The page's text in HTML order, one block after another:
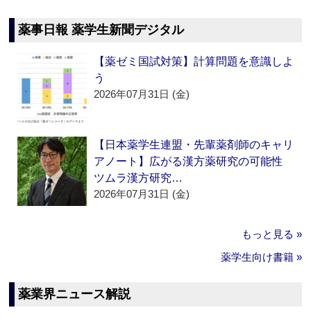
薬事日報 薬学生新聞デジタル
【薬ゼミ国試対策】計算問題を意識しよ
う
2026年07月31日 (金)
【日本薬学生連盟・先輩薬剤師のキャリ
アノート】広がる漢方薬研究の可能性
ツムラ漢方研究…
2026年07月31日 (金)
もっと見る »
薬学生向け書籍 »
薬業界ニュース解説